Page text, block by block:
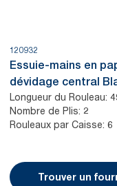
120932
Essuie-mains en
dévidage central
Longueur du Rouleau:
Nombre de Plis: 2
Rouleaux par Caisse: 6
Trouver un